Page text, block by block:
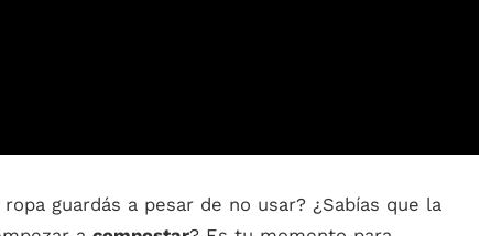
ropa guardás a pesar de no usar? ¿Sabías que la